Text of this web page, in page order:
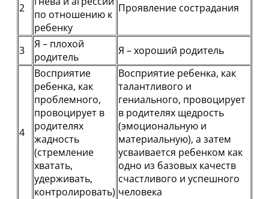
2
по отношению к
ребенку
Проявление сострадания
3
Я – плохой
родитель
Я – хороший родитель
4
Восприятие
ребенка, как
проблемного,
провоцирует в
родителях
жадность
(стремление
хватать,
удерживать,
контролировать)
Восприятие ребенка, как
талантливого и
гениального, провоцирует
в родителях щедрость
(эмоциональную и
материальную), а затем
усваивается ребенком как
одно из базовых качеств
счастливого и успешного
человека